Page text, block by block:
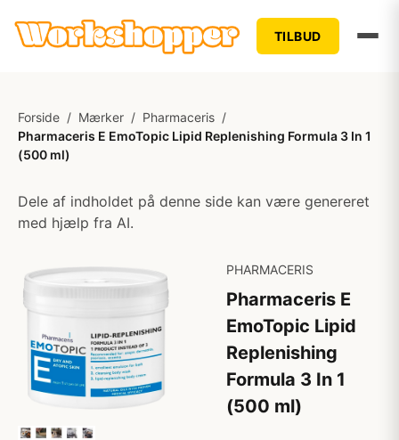
TILBUD
Forside / Mærker / Pharmaceris /
Pharmaceris E EmoTopic Lipid Replenishing Formula 3 In 1
(500 ml)
Dele af indholdet på denne side kan være genereret
med hjælp fra AI.
PHARMACERIS
Pharmaceris E
EmoTopic Lipid
Replenishing
Formula 3 In 1
(500 ml)